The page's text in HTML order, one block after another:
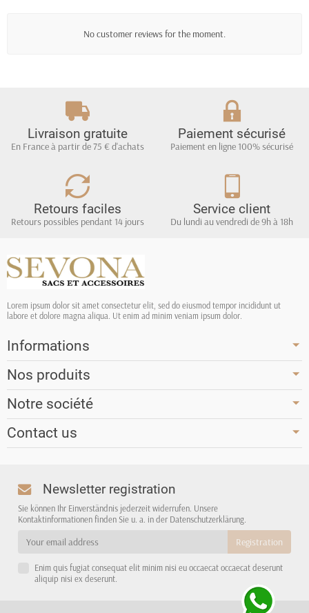
No customer reviews for the moment.
Livraison gratuite
En France à partir de 75 € d'achats
Paiement sécurisé
Paiement en ligne 100% sécurisé
Retours faciles
Retours possibles pendant 14 jours
Service client
Du lundi au vendredi de 9h à 18h
Lorem ipsum dolor sit amet consectetur elit, sed do eiusmod tempor incididunt ut
labore et dolore magna aliqua. Ut enim ad minim veniam ipsum dolor.
Informations
Nos produits
Notre société
Contact us
Newsletter registration
Sie können Ihr Einverständnis jederzeit widerrufen. Unsere
Kontaktinformationen finden Sie u. a. in der Datenschutzerklärung.
Enim quis fugiat consequat elit minim nisi eu occaecat occaecat deserunt
aliquip nisi ex deserunt.